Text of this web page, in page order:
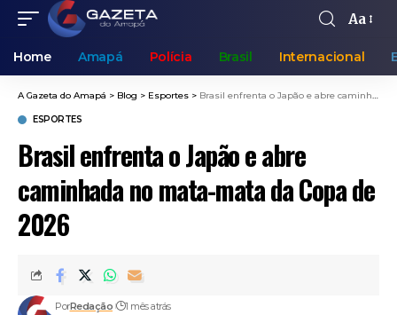
Aa
Home Amapá Polícia Brasil Internacional
A Gazeta do Amapá > Blog > Esportes > Brasil enfrenta o Japão e abre caminhada no mata-mata da Copa de 2026
ESPORTES
Brasil enfrenta o Japão e abre
caminhada no mata-mata da Copa de
2026
PorRedação 1 mês atrás